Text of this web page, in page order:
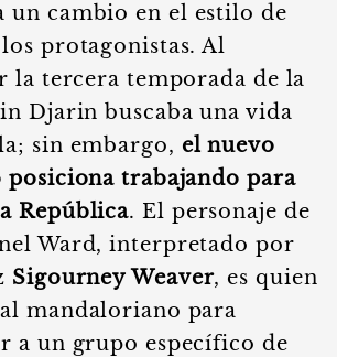
un cambio en el estilo de
protagonistas. Al
la tercera temporada de la
Djarin buscaba una vida
sin embargo, el nuevo
trabajando para
República. El personaje de
Ward, interpretado por
Sigourney Weaver, es quien
mandaloriano para
a un grupo específico de